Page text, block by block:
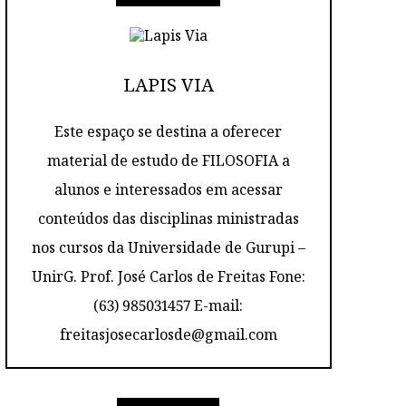
LAPIS VIA
Este espaço se destina a oferecer
material de estudo de FILOSOFIA a
alunos e interessados em acessar
conteúdos das disciplinas ministradas
nos cursos da Universidade de Gurupi –
UnirG. Prof. José Carlos de Freitas Fone:
(63) 985031457 E-mail:
freitasjosecarlosde@gmail.com